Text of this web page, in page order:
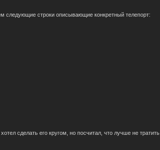
следующие строки описывающие конкретный телепорт:
сделать его кругом, но посчитал, что лучше не тратить